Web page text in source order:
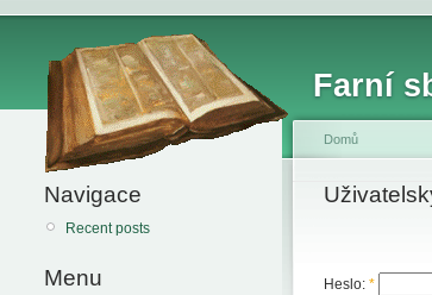
Farní
Navigace
Recent posts
Menu
Domů
Heslo: *